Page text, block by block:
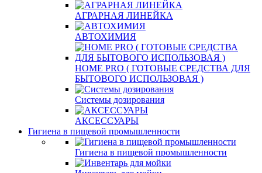
АГРАРНАЯ ЛИНЕЙКА
АВТОХИМИЯ
HOME PRO ( ГОТОВЫЕ СРЕДСТВА ДЛЯ
БЫТОВОГО ИСПОЛЬЗОВАЯ )
Системы дозирования
АКСЕССУАРЫ
Гигиена в пищевой промышленности
Гигиена в пищевой промышленности